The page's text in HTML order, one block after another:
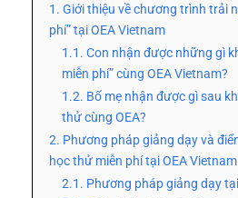
1. Giới thiệu về chương trình trải
phí” tại OEA Vietnam
1.1. Con nhận được những gì
miễn phí” cùng OEA Vietnam?
1.2. Bố mẹ nhận được gì sau
thử cùng OEA?
2. Phương pháp giảng dạy và
học thử miễn phí tại OEA Vietnam
2.1. Phương pháp giảng dạy